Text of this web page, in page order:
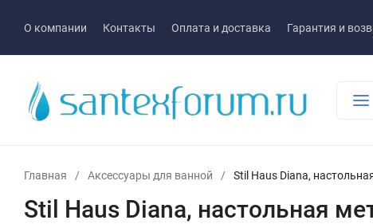
О компании Контакты Оплата и доставка Гарантия и
Главная / Аксессуары для ванной / Stil Haus Diana,
Stil Haus Diana, настольная